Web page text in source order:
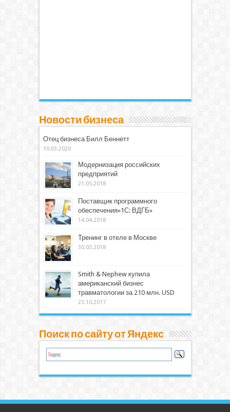
Новости бизнеса
Отец бизнеса Билл Беннетт
10.03.2020
Модернизация российских
предприятий
21.05.2018
Поставщик программного
обеспечения»1С: ВДГБ»
14.04.2018
Тренинг в отеле в Москве
30.03.2018
Smith & Nephew купила
американский бизнес
травматологии за 210 млн. USD
23.10.2017
Поиск по сайту от Яндекс